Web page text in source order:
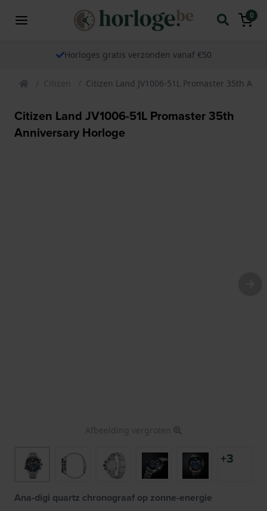
0
Horloges gratis verzonden vanaf €50
Citizen Citizen Land JV1006-51L Promaster 35th
Citizen Land JV1006-51L Promaster 35th
Anniversary Horloge
Afbeelding vergroten
+3
Ana-digi quartz chronograaf op zonne-energie